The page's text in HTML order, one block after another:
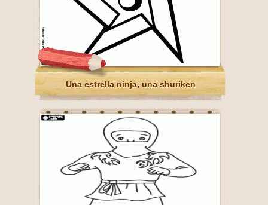
Una estrella ninja, una shuriken